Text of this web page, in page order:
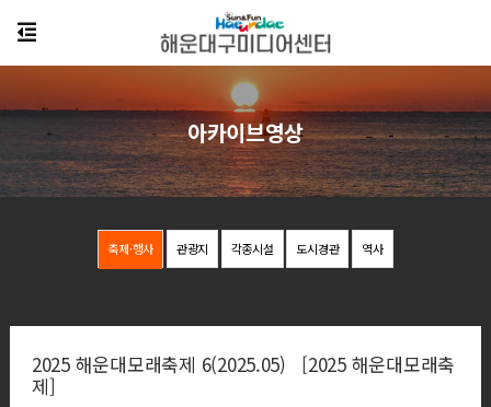
축제·행사 관광지 각종시설 도시경관 역사
아카이브영상
2025 해운대모래축제 6(2025.05) [2025 해운대모래축
제]